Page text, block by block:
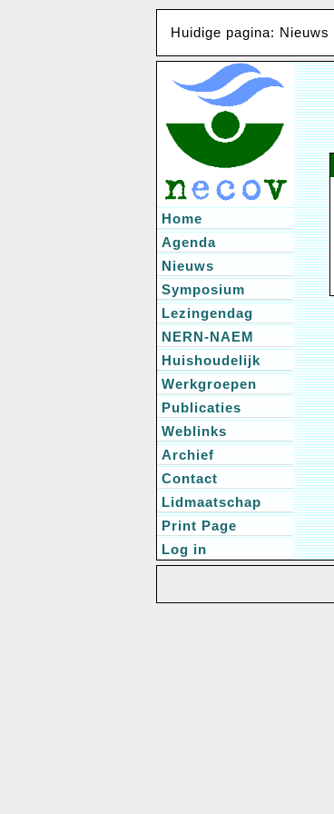
Huidige pagina: Nieuws
Home
Agenda
Nieuws
Symposium
Lezingendag
NERN-NAEM
Huishoudelijk
Werkgroepen
Publicaties
Weblinks
Archief
Contact
Lidmaatschap
Print Page
Log in